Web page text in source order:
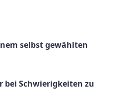
selbst gewählten
bei Schwierigkeiten zu